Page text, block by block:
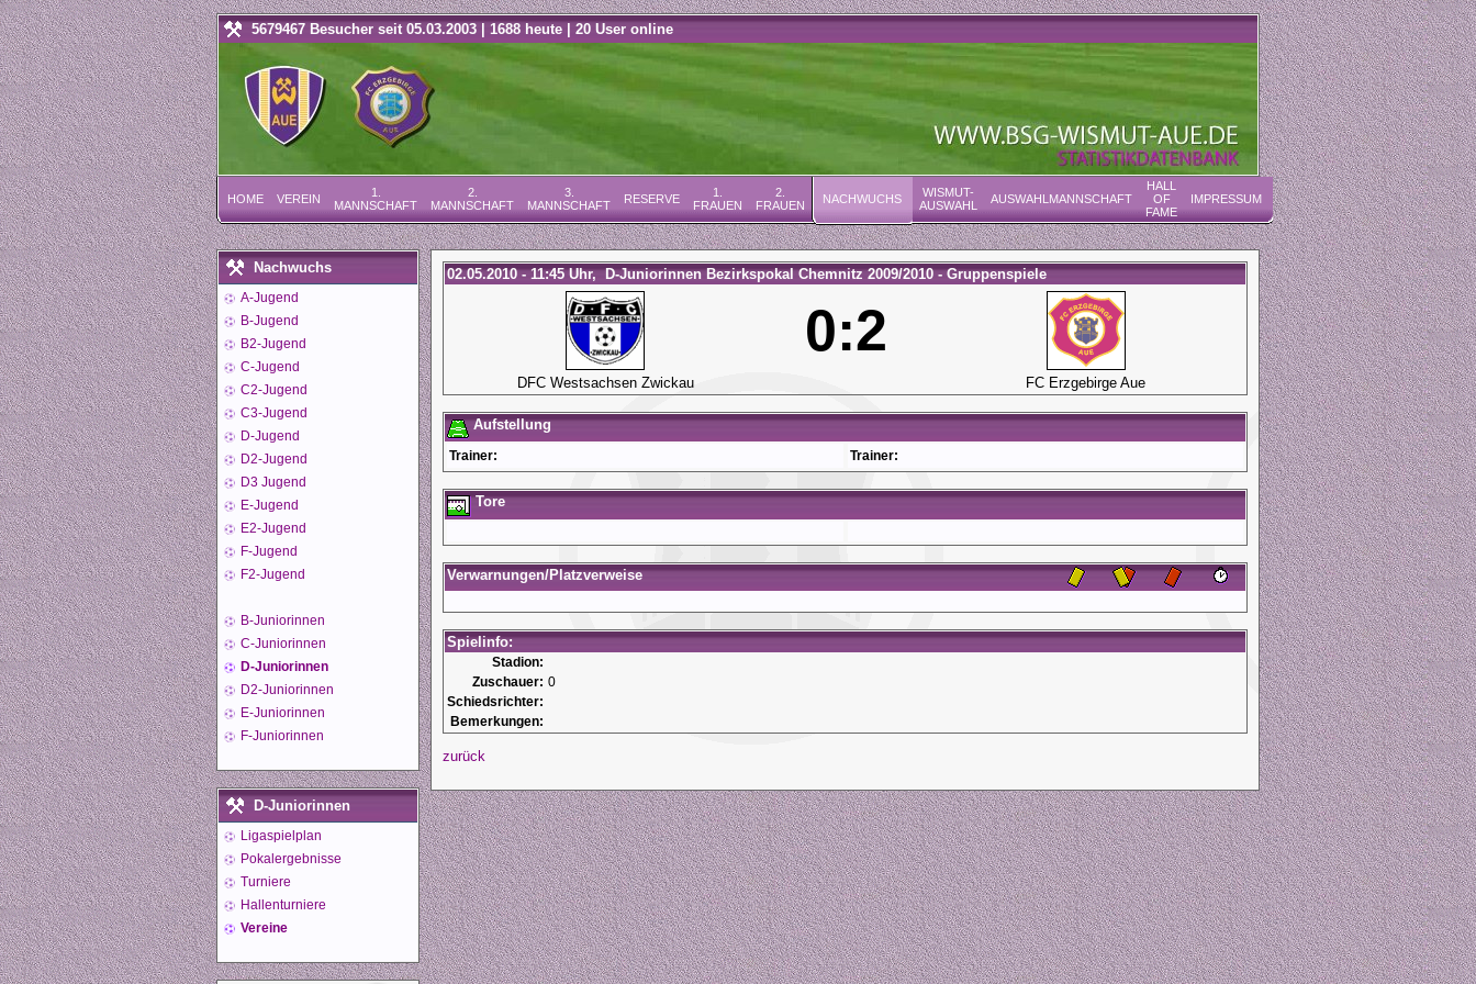
5679467 Besucher seit 05.03.2003 | 1688 heute | 20 User online
HOME VEREIN
1.
MANNSCHAFT
2.
MANNSCHAFT
3.
MANNSCHAFT
RESERVE
1.
FRAUEN
2.
FRAUEN
NACHWUCHS
WISMUT-
AUSWAHL
AUSWAHLMANNSCHAFT
HALL
OF
FAME
IMPRESSUM
Nachwuchs
A-Jugend
B-Jugend
B2-Jugend
C-Jugend
C2-Jugend
C3-Jugend
D-Jugend
D2-Jugend
D3 Jugend
E-Jugend
E2-Jugend
F-Jugend
F2-Jugend
B-Juniorinnen
C-Juniorinnen
D-Juniorinnen
D2-Juniorinnen
E-Juniorinnen
F-Juniorinnen
D-Juniorinnen
Ligaspielplan
Pokalergebnisse
Turniere
Hallenturniere
Vereine
02.05.2010 - 11:45 Uhr, D-Juniorinnen Bezirkspokal Chemnitz 2009/2010 - Gruppenspiele
0:2
DFC Westsachsen Zwickau FC Erzgebirge Aue
Aufstellung
Trainer: Trainer:
Tore
Verwarnungen/Platzverweise
Spielinfo:
Stadion:
Zuschauer: 0
Schiedsrichter:
Bemerkungen:
zurück